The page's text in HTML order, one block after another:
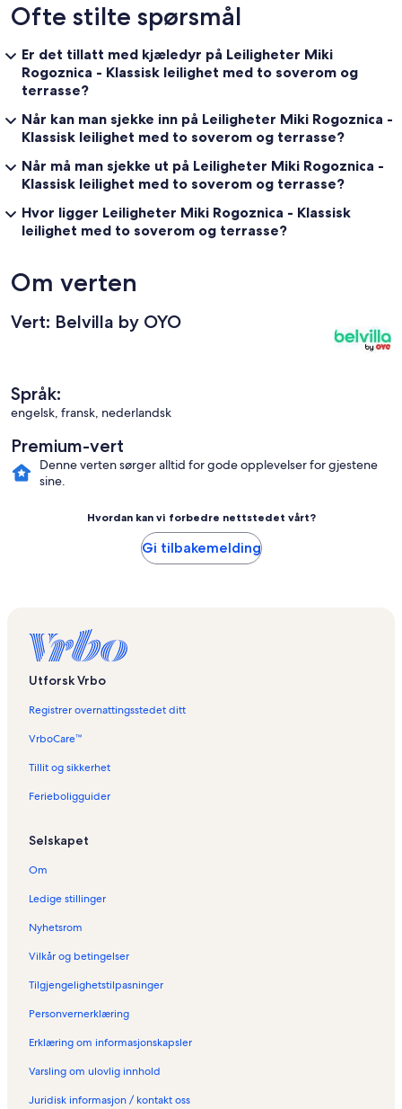
Ofte stilte spørsmål
Er det tillatt med kjæledyr på Leiligheter Miki
Rogoznica - Klassisk leilighet med to soverom og
terrasse?
Når kan man sjekke inn på Leiligheter Miki Rogoznica -
Klassisk leilighet med to soverom og terrasse?
Når må man sjekke ut på Leiligheter Miki Rogoznica -
Klassisk leilighet med to soverom og terrasse?
Hvor ligger Leiligheter Miki Rogoznica - Klassisk
leilighet med to soverom og terrasse?
Om verten
Vert: Belvilla by OYO
Språk:
engelsk, fransk, nederlandsk
Premium-vert
Denne verten sørger alltid for gode opplevelser for gjestene
sine.
Hvordan kan vi forbedre nettstedet vårt?
Gi tilbakemelding
Utforsk Vrbo
Registrer overnattingsstedet ditt
VrboCare™
Tillit og sikkerhet
Ferieboligguider
Selskapet
Om
Ledige stillinger
Nyhetsrom
Vilkår og betingelser
Tilgjengelighetstilpasninger
Personvernerklæring
Erklæring om informasjonskapsler
Varsling om ulovlig innhold
Juridisk informasjon / kontakt oss